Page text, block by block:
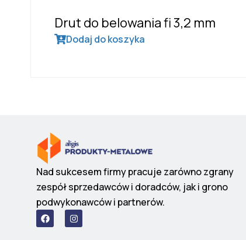
Drut do belowania fi 3,2 mm
Dodaj do koszyka
Nad sukcesem firmy pracuje zarówno zgrany
zespół sprzedawców i doradców, jak i grono
podwykonawców i partnerów.
F
a
c
I
n
s